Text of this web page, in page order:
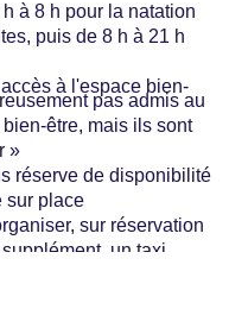
à 8 h pour la natation
puis de 8 h à 21 h
à l'espace bien-
pas admis au
être, mais ils sont
»
réserve de disponibilité
sur place
sur réservation
un taxi